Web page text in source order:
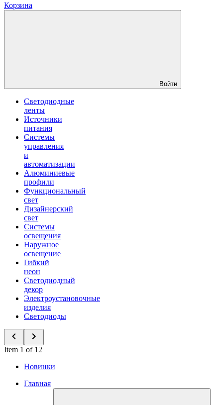
Корзина
Войти
Светодиодные
ленты
Источники
питания
Системы
управления
и
автоматизации
Алюминиевые
профили
Функциональный
свет
Дизайнерский
свет
Системы
освещения
Наружное
освещение
Гибкий
неон
Светодиодный
декор
Электроустановочные
изделия
Светодиоды
Item 1 of 12
Новинки
Главная